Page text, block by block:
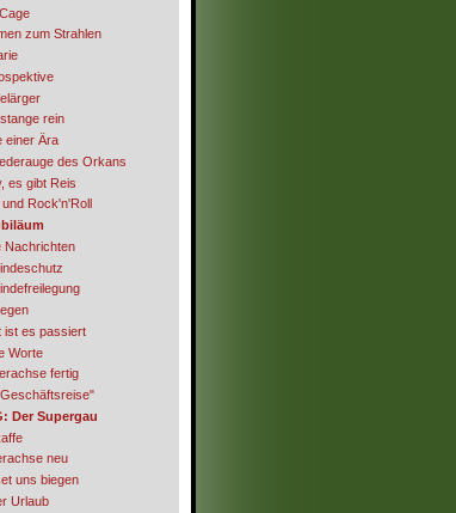
zum Strahlen
rein
einer Ära
des Orkans
es gibt Reis
und Rock'n'Roll
Nachrichten
ist es passiert
Worte
fertig
Der Supergau
neu
uns biegen
Urlaub